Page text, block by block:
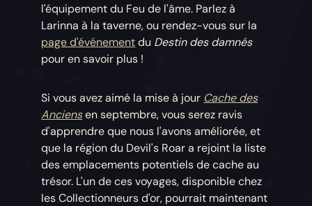
l'équipement du Feu de l'âme. Parlez à
Larinna à la taverne, ou rendez-vous sur la
page d'événementdu Destin des damnés
pour en savoir plus !
Si vous avez aimé la mise à jour Cache des
Anciensen septembre, vous serez ravis
d'apprendre que nous l'avons améliorée, et
que la région du Devil's Roar a rejoint la liste
des emplacements potentiels de cache au
trésor. L'un de ces voyages, disponible chez
les Collectionneurs d'or, pourrait maintenant